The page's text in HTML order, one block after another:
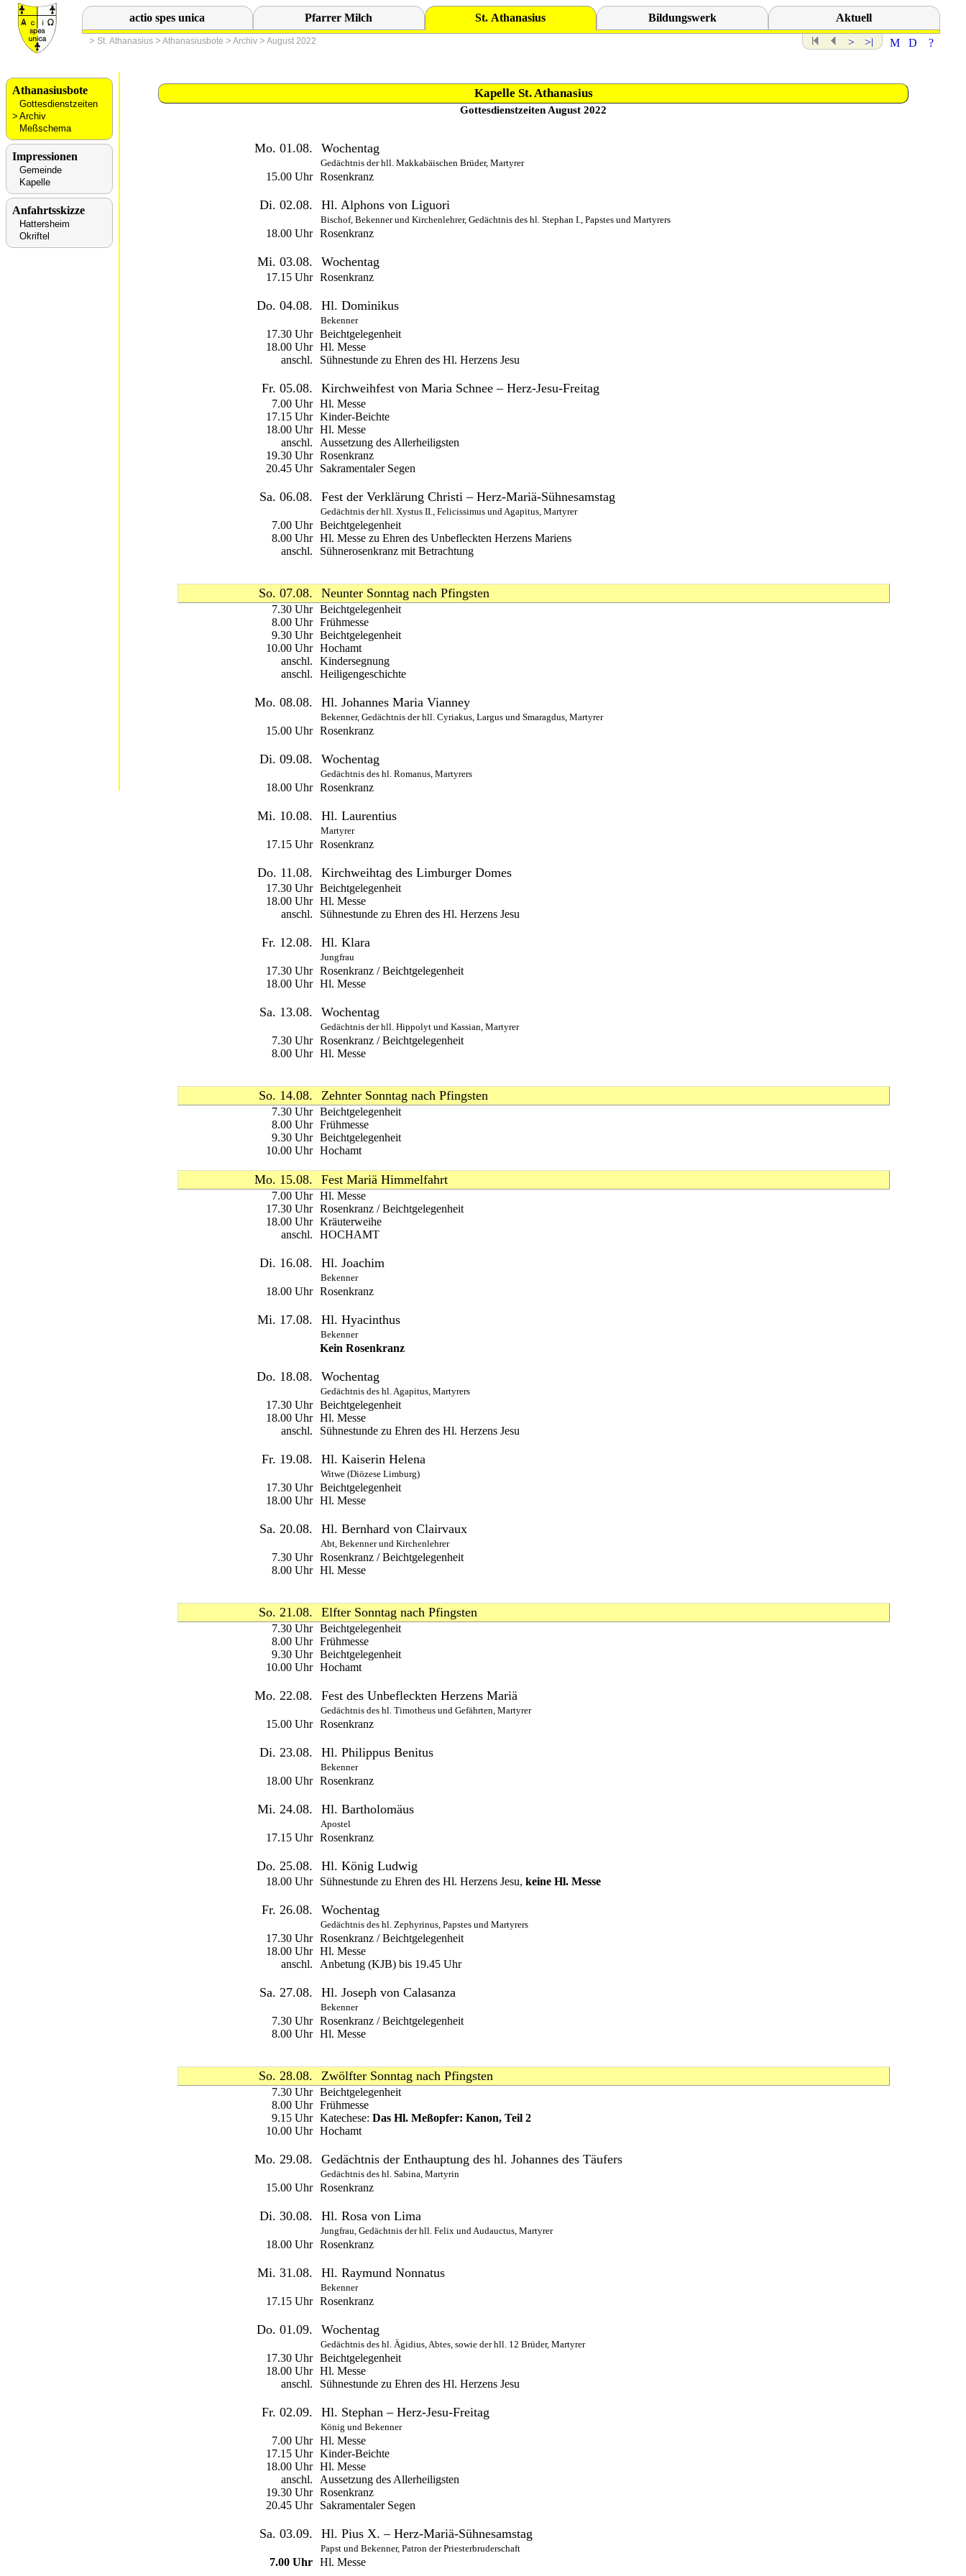
actio spes unica Pfarrer Milch St. Athanasius Bildungswerk Aktuell
> St. Athanasius > Athanasiusbote > Archiv > August 2022
Athanasiusbote
Gottesdienstzeiten
Archiv
Meßschema
Impressionen
Gemeinde
Kapelle
Anfahrtsskizze
Hattersheim
Okriftel
Kapelle St. Athanasius
Gottesdienstzeiten August 2022
Mo. 01.08. Wochentag
Gedächtnis der hll. Makkabäischen Brüder, Martyrer
15.00 Uhr Rosenkranz
Di. 02.08. Hl. Alphons von Liguori
Bischof, Bekenner und Kirchenlehrer, Gedächtnis des hl. Stephan I., Papstes und Martyrers
18.00 Uhr Rosenkranz
Mi. 03.08. Wochentag
17.15 Uhr Rosenkranz
Do. 04.08. Hl. Dominikus
Bekenner
17.30 Uhr
Beichtgelegenheit
18.00 Uhr
Hl. Messe
anschl.
Sühnestunde zu Ehren des Hl. Herzens Jesu
Fr. 05.08. Kirchweihfest von Maria Schnee – Herz-Jesu-Freitag
7.00 Uhr
Hl. Messe
17.15 Uhr
Kinder-Beichte
18.00 Uhr
Hl. Messe
anschl.
Aussetzung des Allerheiligsten
19.30 Uhr
Rosenkranz
20.45 Uhr
Sakramentaler Segen
Sa. 06.08. Fest der Verklärung Christi – Herz-Mariä-Sühnesamstag
Gedächtnis der hll. Xystus II., Felicissimus und Agapitus, Martyrer
7.00 Uhr
Beichtgelegenheit
8.00 Uhr
Hl. Messe zu Ehren des Unbefleckten Herzens Mariens
anschl.
Sühnerosenkranz mit Betrachtung
So. 07.08. Neunter Sonntag nach Pfingsten
7.30 Uhr
Beichtgelegenheit
8.00 Uhr
Frühmesse
9.30 Uhr
Beichtgelegenheit
10.00 Uhr
Hochamt
anschl.
Kindersegnung
anschl.
Heiligengeschichte
Mo. 08.08. Hl. Johannes Maria Vianney
Bekenner, Gedächtnis der hll. Cyriakus, Largus und Smaragdus, Martyrer
15.00 Uhr Rosenkranz
Di. 09.08. Wochentag
Gedächtnis des hl. Romanus, Martyrers
18.00 Uhr Rosenkranz
Mi. 10.08. Hl. Laurentius
Martyrer
17.15 Uhr Rosenkranz
Do. 11.08. Kirchweihtag des Limburger Domes
17.30 Uhr
Beichtgelegenheit
18.00 Uhr
Hl. Messe
anschl.
Sühnestunde zu Ehren des Hl. Herzens Jesu
Fr. 12.08. Hl. Klara
Jungfrau
17.30 Uhr
Rosenkranz / Beichtgelegenheit
18.00 Uhr
Hl. Messe
Sa. 13.08. Wochentag
Gedächtnis der hll. Hippolyt und Kassian, Martyrer
7.30 Uhr
Rosenkranz / Beichtgelegenheit
8.00 Uhr
Hl. Messe
So. 14.08. Zehnter Sonntag nach Pfingsten
7.30 Uhr
Beichtgelegenheit
8.00 Uhr
Frühmesse
9.30 Uhr
Beichtgelegenheit
10.00 Uhr
Hochamt
Mo. 15.08. Fest Mariä Himmelfahrt
7.00 Uhr
Hl. Messe
17.30 Uhr
Rosenkranz / Beichtgelegenheit
18.00 Uhr
Kräuterweihe
anschl.
HOCHAMT
Di. 16.08. Hl. Joachim
Bekenner
18.00 Uhr Rosenkranz
Mi. 17.08. Hl. Hyacinthus
Bekenner
Kein Rosenkranz
Do. 18.08. Wochentag
Gedächtnis des hl. Agapitus, Martyrers
17.30 Uhr
Beichtgelegenheit
18.00 Uhr
Hl. Messe
anschl.
Sühnestunde zu Ehren des Hl. Herzens Jesu
Fr. 19.08. Hl. Kaiserin Helena
Witwe (Diözese Limburg)
17.30 Uhr
Beichtgelegenheit
18.00 Uhr
Hl. Messe
Sa. 20.08. Hl. Bernhard von Clairvaux
Abt, Bekenner und Kirchenlehrer
7.30 Uhr
Rosenkranz / Beichtgelegenheit
8.00 Uhr
Hl. Messe
So. 21.08. Elfter Sonntag nach Pfingsten
7.30 Uhr
Beichtgelegenheit
8.00 Uhr
Frühmesse
9.30 Uhr
Beichtgelegenheit
10.00 Uhr
Hochamt
Mo. 22.08. Fest des Unbefleckten Herzens Mariä
Gedächtnis des hl. Timotheus und Gefährten, Martyrer
15.00 Uhr Rosenkranz
Di. 23.08. Hl. Philippus Benitus
Bekenner
18.00 Uhr Rosenkranz
Mi. 24.08. Hl. Bartholomäus
Apostel
17.15 Uhr Rosenkranz
Do. 25.08. Hl. König Ludwig
18.00 Uhr Sühnestunde zu Ehren des Hl. Herzens Jesu, keine Hl. Messe
Fr. 26.08. Wochentag
Gedächtnis des hl. Zephyrinus, Papstes und Martyrers
17.30 Uhr
Rosenkranz / Beichtgelegenheit
18.00 Uhr
Hl. Messe
anschl.
Anbetung (KJB) bis 19.45 Uhr
Sa. 27.08. Hl. Joseph von Calasanza
Bekenner
7.30 Uhr
Rosenkranz / Beichtgelegenheit
8.00 Uhr
Hl. Messe
So. 28.08. Zwölfter Sonntag nach Pfingsten
7.30 Uhr
Beichtgelegenheit
8.00 Uhr
Frühmesse
9.15 Uhr
Katechese: Das Hl. Meßopfer: Kanon, Teil 2
10.00 Uhr
Hochamt
Mo. 29.08. Gedächtnis der Enthauptung des hl. Johannes des Täufers
Gedächtnis des hl. Sabina, Martyrin
15.00 Uhr Rosenkranz
Di. 30.08. Hl. Rosa von Lima
Jungfrau, Gedächtnis der hll. Felix und Audauctus, Martyrer
18.00 Uhr Rosenkranz
Mi. 31.08. Hl. Raymund Nonnatus
Bekenner
17.15 Uhr Rosenkranz
Do. 01.09. Wochentag
Gedächtnis des hl. Ägidius, Abtes, sowie der hll. 12 Brüder, Martyrer
17.30 Uhr
Beichtgelegenheit
18.00 Uhr
Hl. Messe
anschl.
Sühnestunde zu Ehren des Hl. Herzens Jesu
Fr. 02.09. Hl. Stephan – Herz-Jesu-Freitag
König und Bekenner
7.00 Uhr
Hl. Messe
17.15 Uhr
Kinder-Beichte
18.00 Uhr
Hl. Messe
anschl.
Aussetzung des Allerheiligsten
19.30 Uhr
Rosenkranz
20.45 Uhr
Sakramentaler Segen
Sa. 03.09. Hl. Pius X. – Herz-Mariä-Sühnesamstag
Papst und Bekenner, Patron der Priesterbruderschaft
7.00 Uhr Hl. Messe